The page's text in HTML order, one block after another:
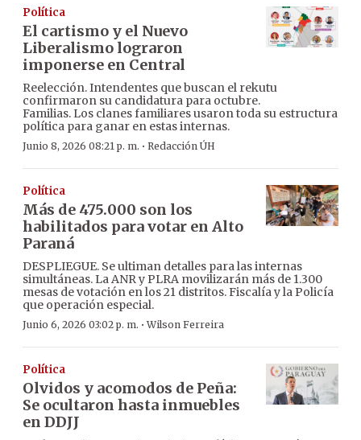
Política
El cartismo y el Nuevo
Liberalismo lograron
imponerse en Central
Reelección. Intendentes que buscan el rekutu
confirmaron su candidatura para octubre.
Familias. Los clanes familiares usaron toda su estructura
política para ganar en estas internas.
Junio 8, 2026 08:21 p. m. · Redacción ÚH
Política
Más de 475.000 son los
habilitados para votar en Alto
Paraná
DESPLIEGUE. Se ultiman detalles para las internas
simultáneas. La ANR y PLRA movilizarán más de 1.300
mesas de votación en los 21 distritos. Fiscalía y la Policía
que operación especial.
Junio 6, 2026 03:02 p. m. ·Wilson Ferreira
Política
Olvidos y acomodos de Peña:
Se ocultaron hasta inmuebles
en DDJJ